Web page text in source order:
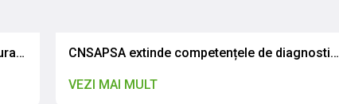
“Consolidarea cadrului național de biosiguranță și biosecuritate: CNSAPSA a participat la atelierul de validare a legislației naționale” CNSAPSA extinde competențele de diagnostic pentru rezistența antimicrobiană
VEZI MAI MULT